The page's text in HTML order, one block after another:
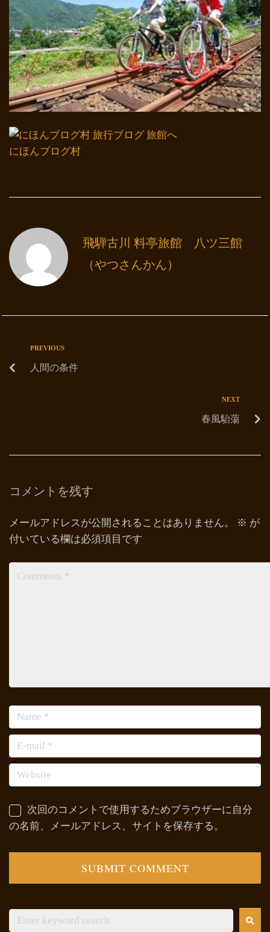
にほんブログ村
飛騨古川 料亭旅館 八ツ三館
（やつさんかん）
PREVIOUS
人間の条件
NEXT
春風駘蕩
コメントを残す
メールアドレスが公開されることはありません。 ※ が
付いている欄は必須項目です
次回のコメントで使用するためブラウザーに自分
の名前、メールアドレス、サイトを保存する。